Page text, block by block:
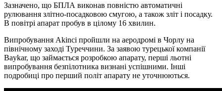
Зазначено, що БПЛА виконав повністю автоматичні
рулювання злітно-посадковою смугою, а також зліт і посадку.
В повітрі апарат пробув в цілому 16 хвилин.
Випробування Akinci пройшли на аеродромі в Чорлу на
північному заході Туреччини. За заявою турецької компанії
Baykar, що займається розробкою апарату, перші льотні
випробування безпілотника визнані успішними. Інші
подробиці про перший політ апарату не уточнюються.